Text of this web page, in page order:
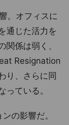
。オフィスに
通じた活力を
関係は弱く、
Resignation
り、さらに同
っている。
の影響だ。